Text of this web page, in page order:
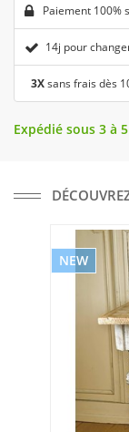
Paiement 100%
14j pour
3Xsans frais dès
Expédié sous 3 à
NEW